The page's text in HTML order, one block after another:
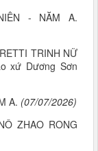
- NĂM A.
TRINH NỮ
xứ Dương Sơn
A. (07/07/2026)
ZHAO RONG